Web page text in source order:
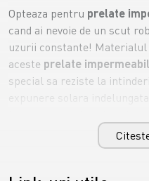
Opteaza pentru prelate
cand ai nevoie de un scut
uzurii constante!
aceste prelate
special sa reziste la
exterior. Cu un tiv intarit
prindere din aluminiu